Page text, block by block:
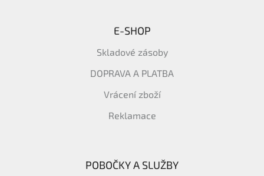
E-SHOP
Skladové zásoby
DOPRAVA A PLATBA
Vrácení zboží
Reklamace
POBOČKY A SLUŽBY